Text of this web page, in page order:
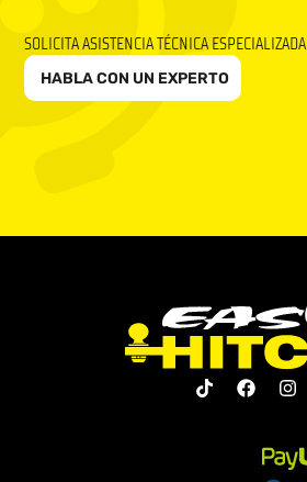
SOLICITA ASISTENCIA TÉCNICA ESPECIALIZADA
HABLA CON UN EXPERTO